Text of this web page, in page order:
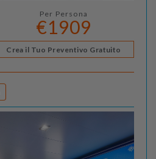
Per Persona
€1909
Crea il Tuo Preventivo Gratuito